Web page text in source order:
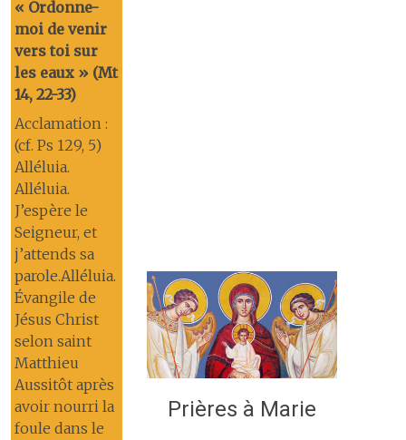
« Ordonne-
moi de venir
vers toi sur
les eaux » (Mt
14, 22-33)
Acclamation :
(cf. Ps 129, 5)
Alléluia.
Alléluia.
J’espère le
Seigneur, et
j’attends sa
parole.Alléluia.
Évangile de
Jésus Christ
selon saint
Matthieu
Aussitôt après
avoir nourri la
foule dans le
Prières à Marie